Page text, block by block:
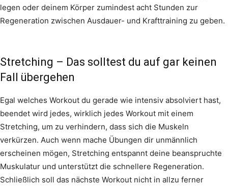
legen oder deinem Körper zumindest acht Stunden zur
Regeneration zwischen Ausdauer- und Krafttraining zu geben.
Stretching – Das solltest du auf gar keinen
Fall übergehen
Egal welches Workout du gerade wie intensiv absolviert hast,
beendet wird jedes, wirklich jedes Workout mit einem
Stretching, um zu verhindern, dass sich die Muskeln
verkürzen. Auch wenn mache Übungen dir unmännlich
erscheinen mögen, Stretching entspannt deine beanspruchte
Muskulatur und unterstützt die schnellere Regeneration.
Schließlich soll das nächste Workout nicht in allzu ferner